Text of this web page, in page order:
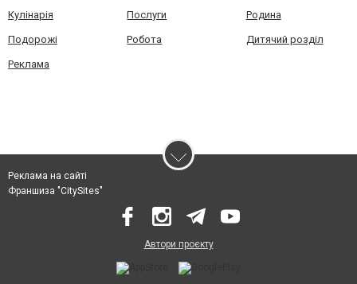
Кулінарія Послуги Родина
Подорожі Робота Дитячий розділ
Реклама
Реклама на сайті
Франшиза "CitySites"
Автори проєкту